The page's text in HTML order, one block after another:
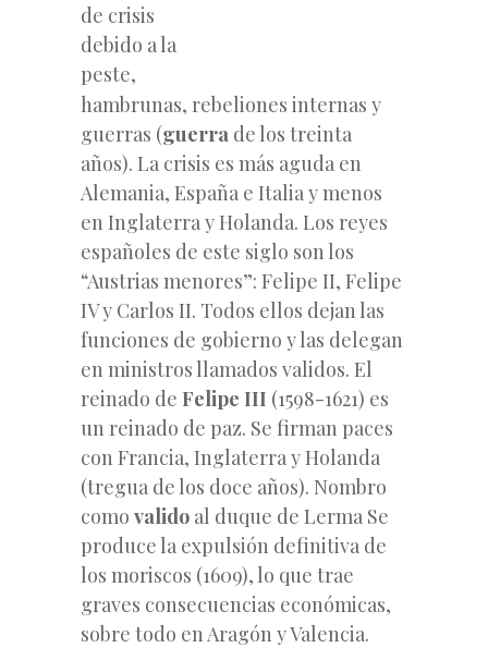
de crisis
debido a la
peste,
hambrunas, rebeliones internas y
guerras (guerra de los treinta
años). La crisis es más aguda en
Alemania, España e Italia y menos
en Inglaterra y Holanda. Los reyes
españoles de este siglo son los
“Austrias menores”: Felipe II, Felipe
IV y Carlos II. Todos ellos dejan las
funciones de gobierno y las delegan
en ministros llamados validos. El
reinado de Felipe III (1598-1621) es
un reinado de paz. Se firman paces
con Francia, Inglaterra y Holanda
(tregua de los doce años). Nombro
como valido al duque de Lerma Se
produce la expulsión definitiva de
los moriscos (1609), lo que trae
graves consecuencias económicas,
sobre todo en Aragón y Valencia.